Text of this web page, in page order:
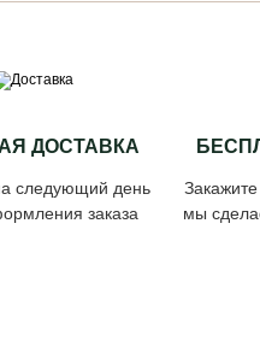
ДОСТАВКА
следующий день
заказа
мы